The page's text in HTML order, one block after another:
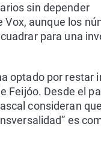
sin depender
aunque los
para una
optado por restar
Feijóo. Desde el
consideran
es